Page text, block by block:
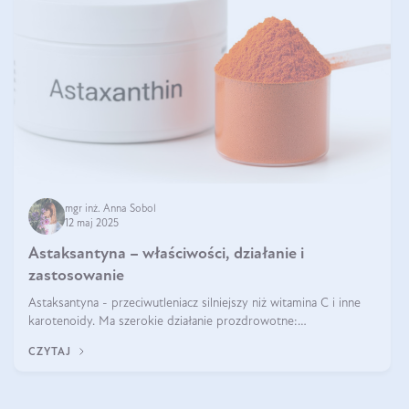
mgr inż. Anna Sobol
12 maj 2025
Astaksantyna – właściwości, działanie i
zastosowanie
Astaksantyna - przeciwutleniacz silniejszy niż witamina C i inne
karotenoidy. Ma szerokie działanie prozdrowotne:
CZYTAJ